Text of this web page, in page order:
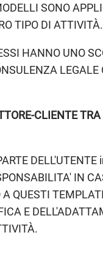
SONO
TIPO DI
HANNO UNO
CLIENTE TRA
DELL'UTENTE
IN
QUESTI
E